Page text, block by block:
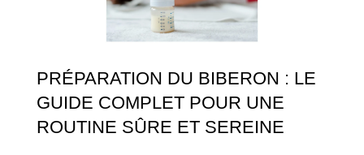
PRÉPARATION DU BIBERON : LE
GUIDE COMPLET POUR UNE
ROUTINE SÛRE ET SEREINE